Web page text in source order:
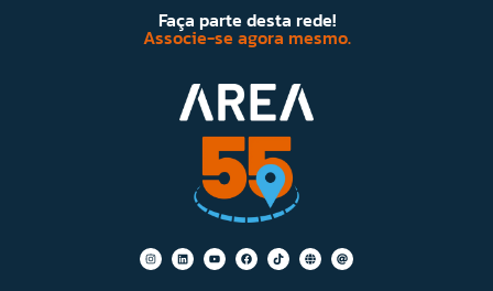
Faça parte desta rede!
Associe-se agora mesmo.